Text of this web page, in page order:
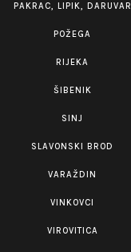
PAKRAC, LIPIK, DARUVAR
POŽEGA
RIJEKA
ŠIBENIK
SINJ
SLAVONSKI BROD
VARAŽDIN
VINKOVCI
VIROVITICA